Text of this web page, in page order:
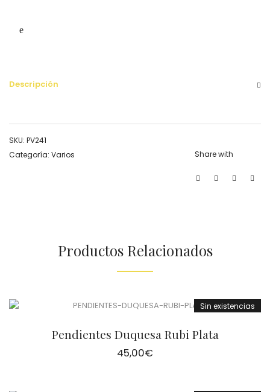
Descripción
SKU: PV241
Categoría: Varios Share with
Productos Relacionados
Sin existencias
Pendientes Duquesa Rubi Plata
45,00€